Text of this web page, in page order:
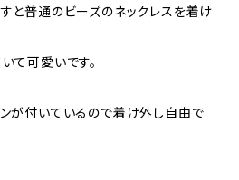
と普通のビーズのネックレスを着け
て可愛いです。
が付いているので着け外し自由で